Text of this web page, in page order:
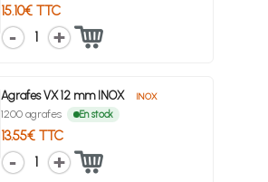
15.10€ TTC
1
Agrafes VX 12 mm INOX INOX
1200 agrafes En stock
13.55€ TTC
1